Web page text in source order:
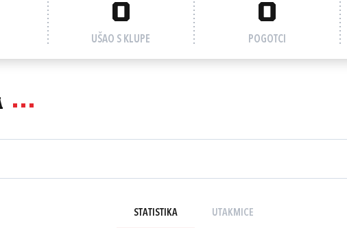
0
UŠAO S KLUPE
0
POGOTCI
STATISTIKA UTAKMICE